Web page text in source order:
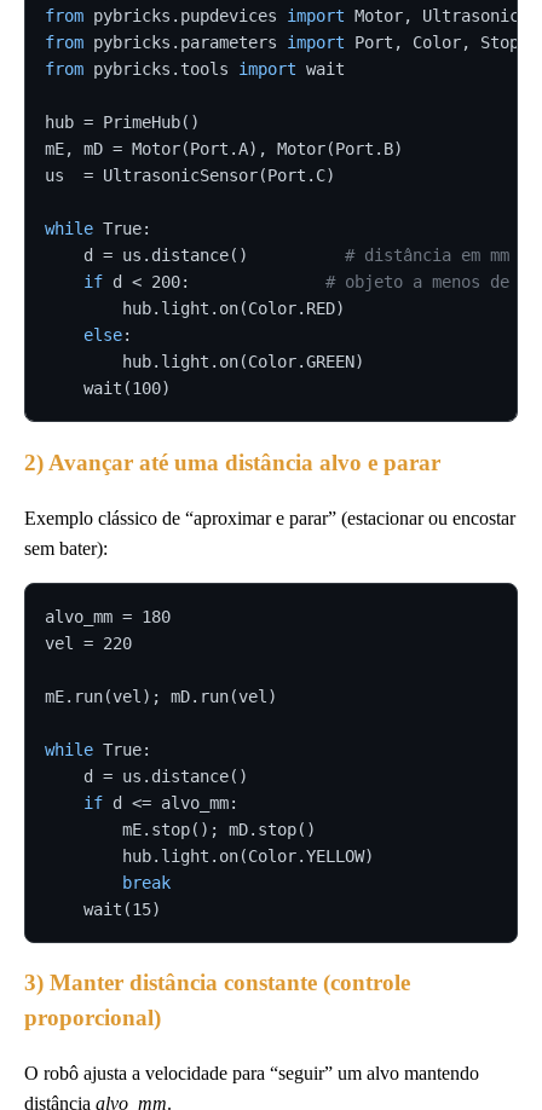
from pybricks.pupdevices import
from pybricks.parameters import
from pybricks.tools import wait
hub = PrimeHub()
mE, mD = Motor(Port.A), Motor(Port.B)
us  = UltrasonicSensor(Port.C)
while True:
    d = us.distance()
# distância em mm
if d < 200: # objeto a menos de 20
        hub.light.on(Color.RED)
else:
        hub.light.on(Color.GREEN)
    wait(100)
2) Avançar até uma distância alvo e parar
Exemplo clássico de “aproximar e parar” (estacionar ou encostar
sem bater):
alvo_mm = 180
vel = 220
mE.run(vel); mD.run(vel)
while True:
    d = us.distance()
if d <= alvo_mm:
        mE.stop(); mD.stop()
        hub.light.on(Color.YELLOW)
break
    wait(15)
3) Manter distância constante (controle
proporcional)
O robô ajusta a velocidade para “seguir” um alvo mantendo
distância alvo_mm.